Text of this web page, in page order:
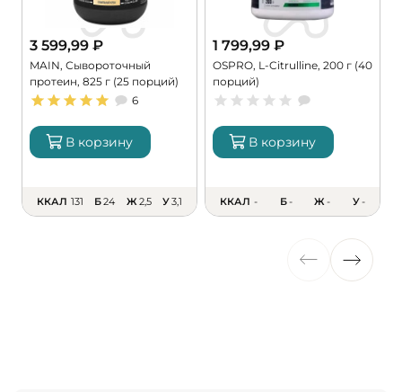
3 599,99 ₽
MAIN, Сывороточный
протеин, 825 г (25 порций)
6
В корзину
ККАЛ 131 Б24 Ж2,5 У3,1
1 799,99 ₽
OSPRO, L-Citrulline, 200 г (40
порций)
В корзину
ККАЛ - Б- Ж- У-